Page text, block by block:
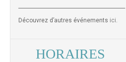
Découvrez d’autres événements ici.
HORAIRES